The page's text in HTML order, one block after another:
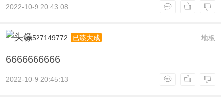
2022-10-9 20:43:08
地板
ws527149772 已臻大成
6666666666
2022-10-9 20:45:13